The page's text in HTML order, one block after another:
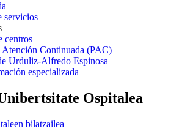
servicios
centros
Atención Continuada (PAC)
Urduliz-Alfredo Espinosa
especializada
Ospitalea
bilatzailea